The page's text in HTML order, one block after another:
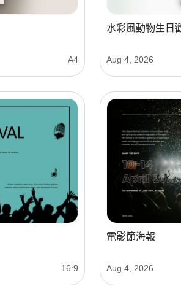
A4
水彩風動物生日
Aug 4, 2026
16:9
電影節海報
Aug 4, 2026